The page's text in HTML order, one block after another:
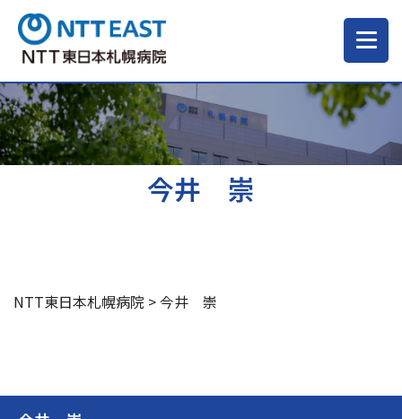
当院について
ご来院される方へ
医療・介護関係の方
今井 崇
NTT東日本札幌病院 >今井 崇